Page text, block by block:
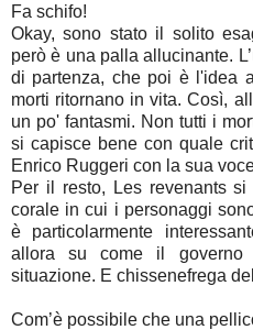
Fa schifo!
Okay, sono stato il solito
però è una palla allucinante.
di partenza, che poi è l'idea
morti ritornano in vita. Così,
un po' fantasmi. Non tutti i
si capisce bene con quale
Enrico Ruggeri con la sua
Per il resto, Les revenants
corale in cui i personaggi
è particolarmente
allora su come il governo
situazione. E chissenefrega
Com’è possibile che una